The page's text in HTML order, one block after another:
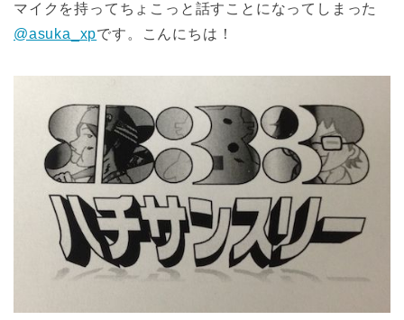
マイクを持ってちょこっと話すことになってしまった
@asuka_xpです。こんにちは！